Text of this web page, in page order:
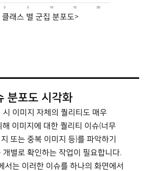
클래스 별 군집 분포도>
분포도 시각화
시 이미지 자체의 퀄리티도 매우
이미지에 대한 퀄리티 이슈(너무
또는 중복 이미지 등)를 파악하기
개별로 확인하는 작업이 필요합니다.
는 이러한 이슈를 하나의 화면에서